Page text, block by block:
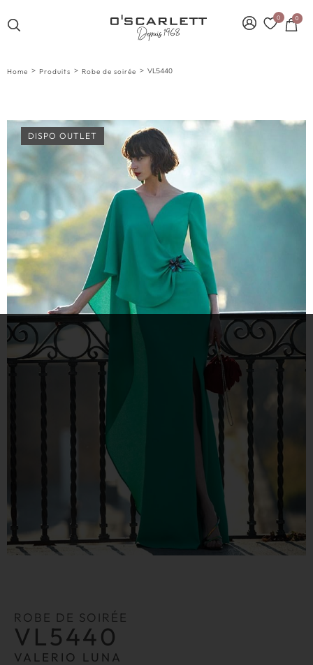
0 0
Home > Produits > Robe de soirée > VL5440
DISPO OUTLET
ROBE DE SOIRÉE
VL5440
VALERIO LUNA